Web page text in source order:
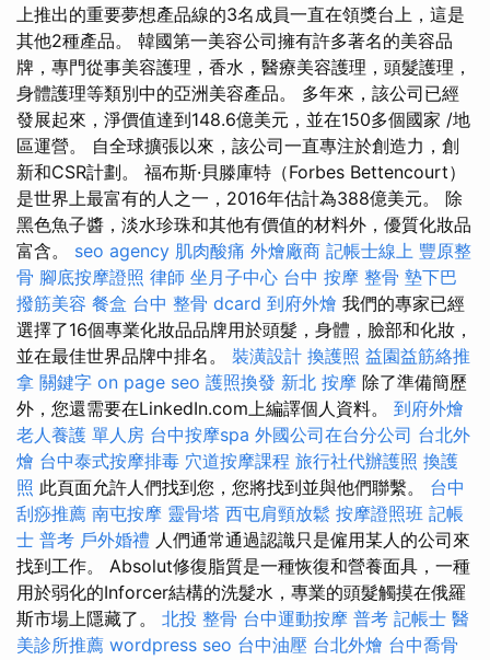
上推出的重要夢想產品線的3名成員一直在領獎台上，這是
其他2種產品。 韓國第一美容公司擁有許多著名的美容品
牌，專門從事美容護理，香水，醫療美容護理，頭髮護理，
身體護理等類別中的亞洲美容產品。 多年來，該公司已經
發展起來，淨價值達到148.6億美元，並在150多個國家 /地
區運營。 自全球擴張以來，該公司一直專注於創造力，創
新和CSR計劃。 福布斯·貝滕庫特（Forbes Bettencourt）
是世界上最富有的人之一，2016年估計為388億美元。 除
黑色魚子醬，淡水珍珠和其他有價值的材料外，優質化妝品
富含。 seo agency 肌肉酸痛 外燴廠商 記帳士線上 豐原整
骨 腳底按摩證照 律師 坐月子中心 台中 按摩 整骨 墊下巴
撥筋美容 餐盒 台中 整骨 dcard 到府外燴 我們的專家已經
選擇了16個專業化妝品品牌用於頭髮，身體，臉部和化妝，
並在最佳世界品牌中排名。 裝潢設計 換護照 益園益筋絡推
拿 關鍵字 on page seo 護照換發 新北 按摩 除了準備簡歷
外，您還需要在LinkedIn.com上編譯個人資料。 到府外燴
老人養護 單人房 台中按摩spa 外國公司在台分公司 台北外
燴 台中泰式按摩排毒 穴道按摩課程 旅行社代辦護照 換護
照 此頁面允許人們找到您，您將找到並與他們聯繫。 台中
刮痧推薦 南屯按摩 靈骨塔 西屯肩頸放鬆 按摩證照班 記帳
士 普考 戶外婚禮 人們通常通過認識只是僱用某人的公司來
找到工作。 Absolut修復脂質是一種恢復和營養面具，一種
用於弱化的Inforcer結構的洗髮水，專業的頭髮觸摸在俄羅
斯市場上隱藏了。 北投 整骨 台中運動按摩 普考 記帳士 醫
美診所推薦 wordpress seo 台中油壓 台北外燴 台中喬骨